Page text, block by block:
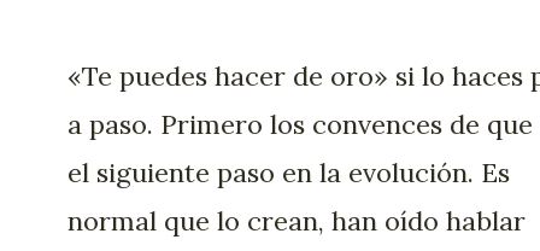
«Te puedes hacer de oro» si lo haces
a paso. Primero los convences de que
el siguiente paso en la evolución. Es
normal que lo crean, han oído hablar